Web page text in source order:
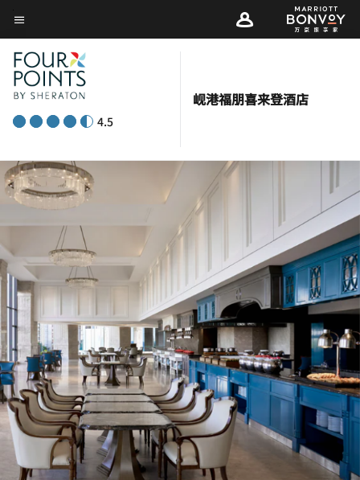
Skip
to
main
content
菜单文本
4.5
岘港福朋喜来登酒店